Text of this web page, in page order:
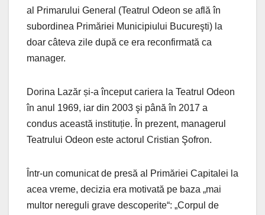
al Primarului General (Teatrul Odeon se află în
subordinea Primăriei Municipiului Bucureşti) la
doar câteva zile după ce era reconfirmată ca
manager.
Dorina Lazăr și-a început cariera la Teatrul Odeon
în anul 1969, iar din 2003 şi până în 2017 a
condus această instituție. În prezent, managerul
Teatrului Odeon este actorul Cristian Şofron.
Într-un comunicat de presă al Primăriei Capitalei la
acea vreme, decizia era motivată pe baza „mai
multor nereguli grave descoperite“: „Corpul de